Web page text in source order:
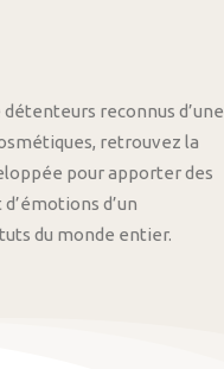
reconnus d’une
retrouvez la
pour apporter des
d’un
du monde entier.